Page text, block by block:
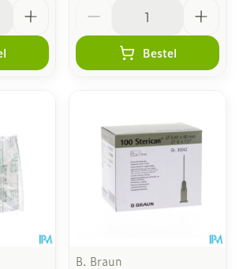
Bestel
B. Braun